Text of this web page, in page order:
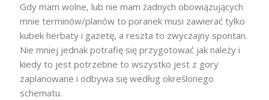
Gdy mam wolne, lub nie mam żadnych obowiązujących
mnie terminów/planów to poranek musi zawierać tylko
kubek herbaty i gazetę, a reszta to zwyczajny spontan.
Nie mniej jednak potrafię się przygotować jak należy i
kiedy to jest potrzebne to wszystko jest z gory
zaplanowane i odbywa się według określonego
schematu.